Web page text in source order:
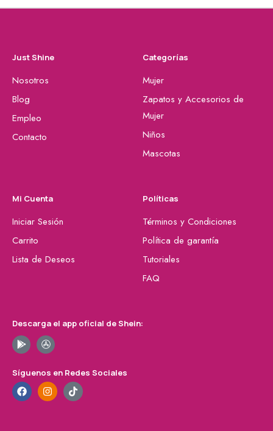
Just Shine
Nosotros
Blog
Empleo
Contacto
Categorías
Mujer
Zapatos y Accesorios de
Mujer
Niños
Mascotas
Mi Cuenta
Iniciar Sesión
Carrito
Lista de Deseos
Políticas
Términos y Condiciones
Política de garantía
Tutoriales
FAQ
Descarga el app oficial de Shein:
Síguenos en Redes Sociales